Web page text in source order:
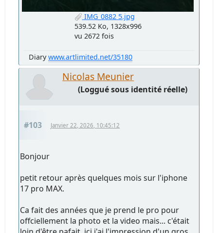
IMG_0882 5.jpg
539.52 Ko, 1328x996
vu 2672 fois
Diarywww.artlimited.net/35180
Nicolas Meunier
(Loggué sous identité réelle)
#103 Janvier 22, 2026, 10:45:12
Bonjour
petit retour après quelques mois sur l'iphone
17 pro MAX.
Ca fait des années que je prend le pro pour
offciellement la photo et la video mais... c'était